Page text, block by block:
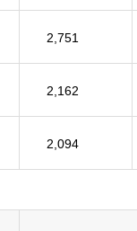
2,751
2,162
2,094